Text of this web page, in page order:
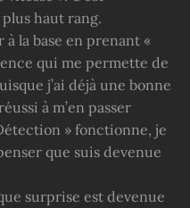
haut rang.
à la base en prenant «
qui me permette de
j’ai déjà une bonne
à m’en passer
» fonctionne, je
que suis devenue
surprise est devenue